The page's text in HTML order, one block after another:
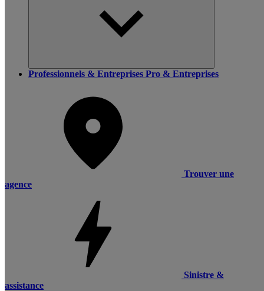
Professionnels & Entreprises Pro & Entreprises
Trouver une
agence
Sinistre &
assistance